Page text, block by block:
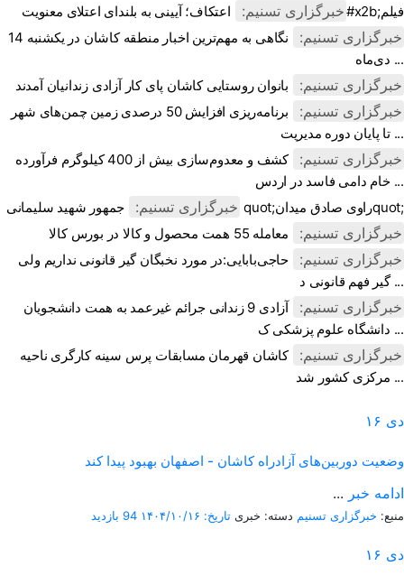
خبرگزاری تسنیم: اعتکاف؛ آیینی به بلندای اعتلای معنویت#x2b;فیلم
خبرگزاری تسنیم:
نگاهی به مهم‌ترین اخبار منطقه کاشان در یکشنبه 14
دی‌ماه ...
خبرگزاری تسنیم: بانوان روستایی کاشان پای کار آزادی زندانیان آمدند
خبرگزاری تسنیم:
برنامه‌ریزی افزایش 50 درصدی زمین چمن‌های شهر
تا پایان دوره مدیریت ...
خبرگزاری تسنیم:
کشف و معدوم‌سازی بیش از 400 کیلوگرم فرآورده
خام دامی فاسد در اردس ...
خبرگزاری تسنیم: جمهور شهید سلیمانی quot;راوی صادق میدانquot;
خبرگزاری تسنیم: معامله 55 همت محصول و کالا در بورس کالا
خبرگزاری تسنیم:
حاجی‌بابایی:در مورد نخبگان گیر قانونی نداریم ولی
گیر فهم قانونی د ...
خبرگزاری تسنیم:
آزادی 9 زندانی جرائم غیرعمد به همت دانشجویان
دانشگاه علوم پزشکی ک ...
خبرگزاری تسنیم:
کاشان قهرمان مسابقات پرس سینه کارگری ناحیه
مرکزی کشور شد ...
۱۶ دی
وضعیت دوربین‌های آزادراه کاشان - اصفهان بهبود پیدا کند
... ادامه خبر
منبع: خبرگزاری تسنیم دسته: خبری تاریخ: ۱۴۰۴/۱۰/۱۶ 94 بازدید
۱۶ دی